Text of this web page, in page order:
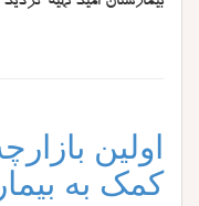
اولین
کمک به